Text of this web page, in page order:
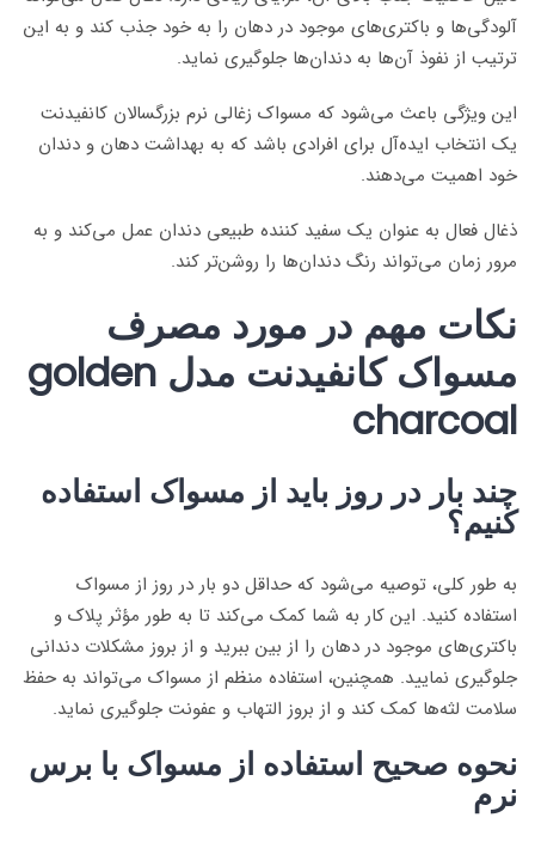
آلودگی‌ها و باکتری‌های موجود در دهان را به خود جذب کند و به این
ترتیب از نفوذ آن‌ها به دندان‌ها جلوگیری نماید.
این ویژگی باعث می‌شود که مسواک زغالی نرم بزرگسالان کانفیدنت
یک انتخاب ایده‌آل برای افرادی باشد که به بهداشت دهان و دندان
خود اهمیت می‌دهند.
ذغال فعال به عنوان یک سفید کننده طبیعی دندان عمل می‌کند و به
مرور زمان می‌تواند رنگ دندان‌ها را روشن‌تر کند.
نکات مهم در مورد مصرف
مسواک کانفیدنت مدل golden
charcoal
چند بار در روز باید از مسواک استفاده
کنیم؟
به طور کلی، توصیه می‌شود که حداقل دو بار در روز از مسواک
استفاده کنید. این کار به شما کمک می‌کند تا به طور مؤثر پلاک و
باکتری‌های موجود در دهان را از بین ببرید و از بروز مشکلات دندانی
جلوگیری نمایید. همچنین، استفاده منظم از مسواک می‌تواند به حفظ
سلامت لثه‌ها کمک کند و از بروز التهاب و عفونت جلوگیری نماید.
نحوه صحیح استفاده از مسواک با برس
نرم